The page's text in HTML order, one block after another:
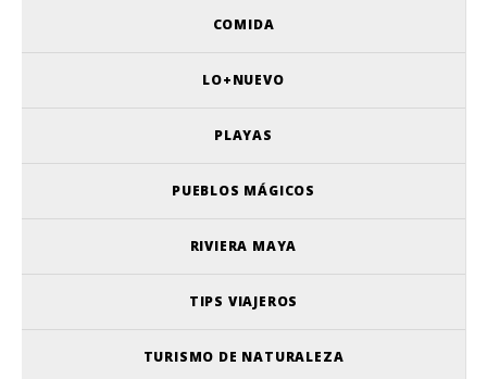
COMIDA
LO+NUEVO
PLAYAS
PUEBLOS MÁGICOS
RIVIERA MAYA
TIPS VIAJEROS
TURISMO DE NATURALEZA